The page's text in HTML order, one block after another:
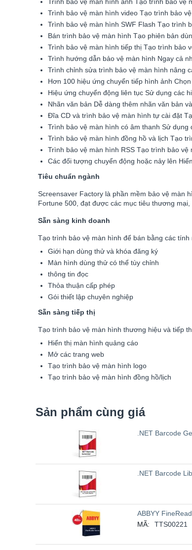
Trình bảo vệ màn hình ảnh Tạo trình bảo vệ
Trình bảo vệ màn hình video Tạo trình bảo
Trình bảo vệ màn hình SWF Flash Tạo trình
Bán trình bảo vệ màn hình Tạo phiên bản
Trình bảo vệ màn hình tiếp thị Tạo trình bảo
Trình hướng dẫn bảo vệ màn hình Ngay cả
Trình chỉnh sửa trình bảo vệ màn hình nâng
Hơn 100 hiệu ứng chuyển tiếp hình ảnh
Hiệu ứng chuyển động liên tục Sử dụng các
Nhãn văn bản Dễ dàng thêm nhãn văn bản
Đĩa CD và trình bảo vệ màn hình tự cài đặt
Trình bảo vệ màn hình có âm thanh Sử
Trình bảo vệ màn hình đồng hồ và lịch Tạo
Trình bảo vệ màn hình RSS Tạo trình bảo
Các đối tượng chuyển động hoặc nảy lên
Tiêu chuẩn ngành
Screensaver Factory là phần mềm bảo vệ màn
Fortune 500, đạt được các mục tiêu thương
Sẵn sàng kinh doanh
Tạo trình bảo vệ màn hình để bán bằng các
Giới hạn dùng thử và khóa đăng ký
Màn hình dùng thử có thể tùy chỉnh
thông tin đọc
Thỏa thuận cấp phép
Gói thiết lập chuyên nghiệp
Sẵn sàng tiếp thị
Tạo trình bảo vệ màn hình thương hiệu và tiếp
Hiển thị màn hình quảng cáo
Mở các trang web
Tạo trình bảo vệ màn hình logo
Tạo trình bảo vệ màn hình đồng hồ/lịch
Sản phẩm cùng giá
.NET Barcode
.NET Barcode
ABBYY
MÃ:
TTS00221